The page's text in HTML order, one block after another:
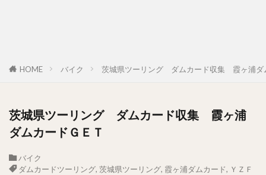
HOME バイク 茨城県ツーリング ダムカード収集 霞ヶ浦ダ
茨城県ツーリング ダムカード収集 霞ヶ浦
ダムカードＧＥＴ
バイク
ダムカードツーリング, 茨城県ツーリング, 霞ヶ浦ダムカード, ＹＺＦ